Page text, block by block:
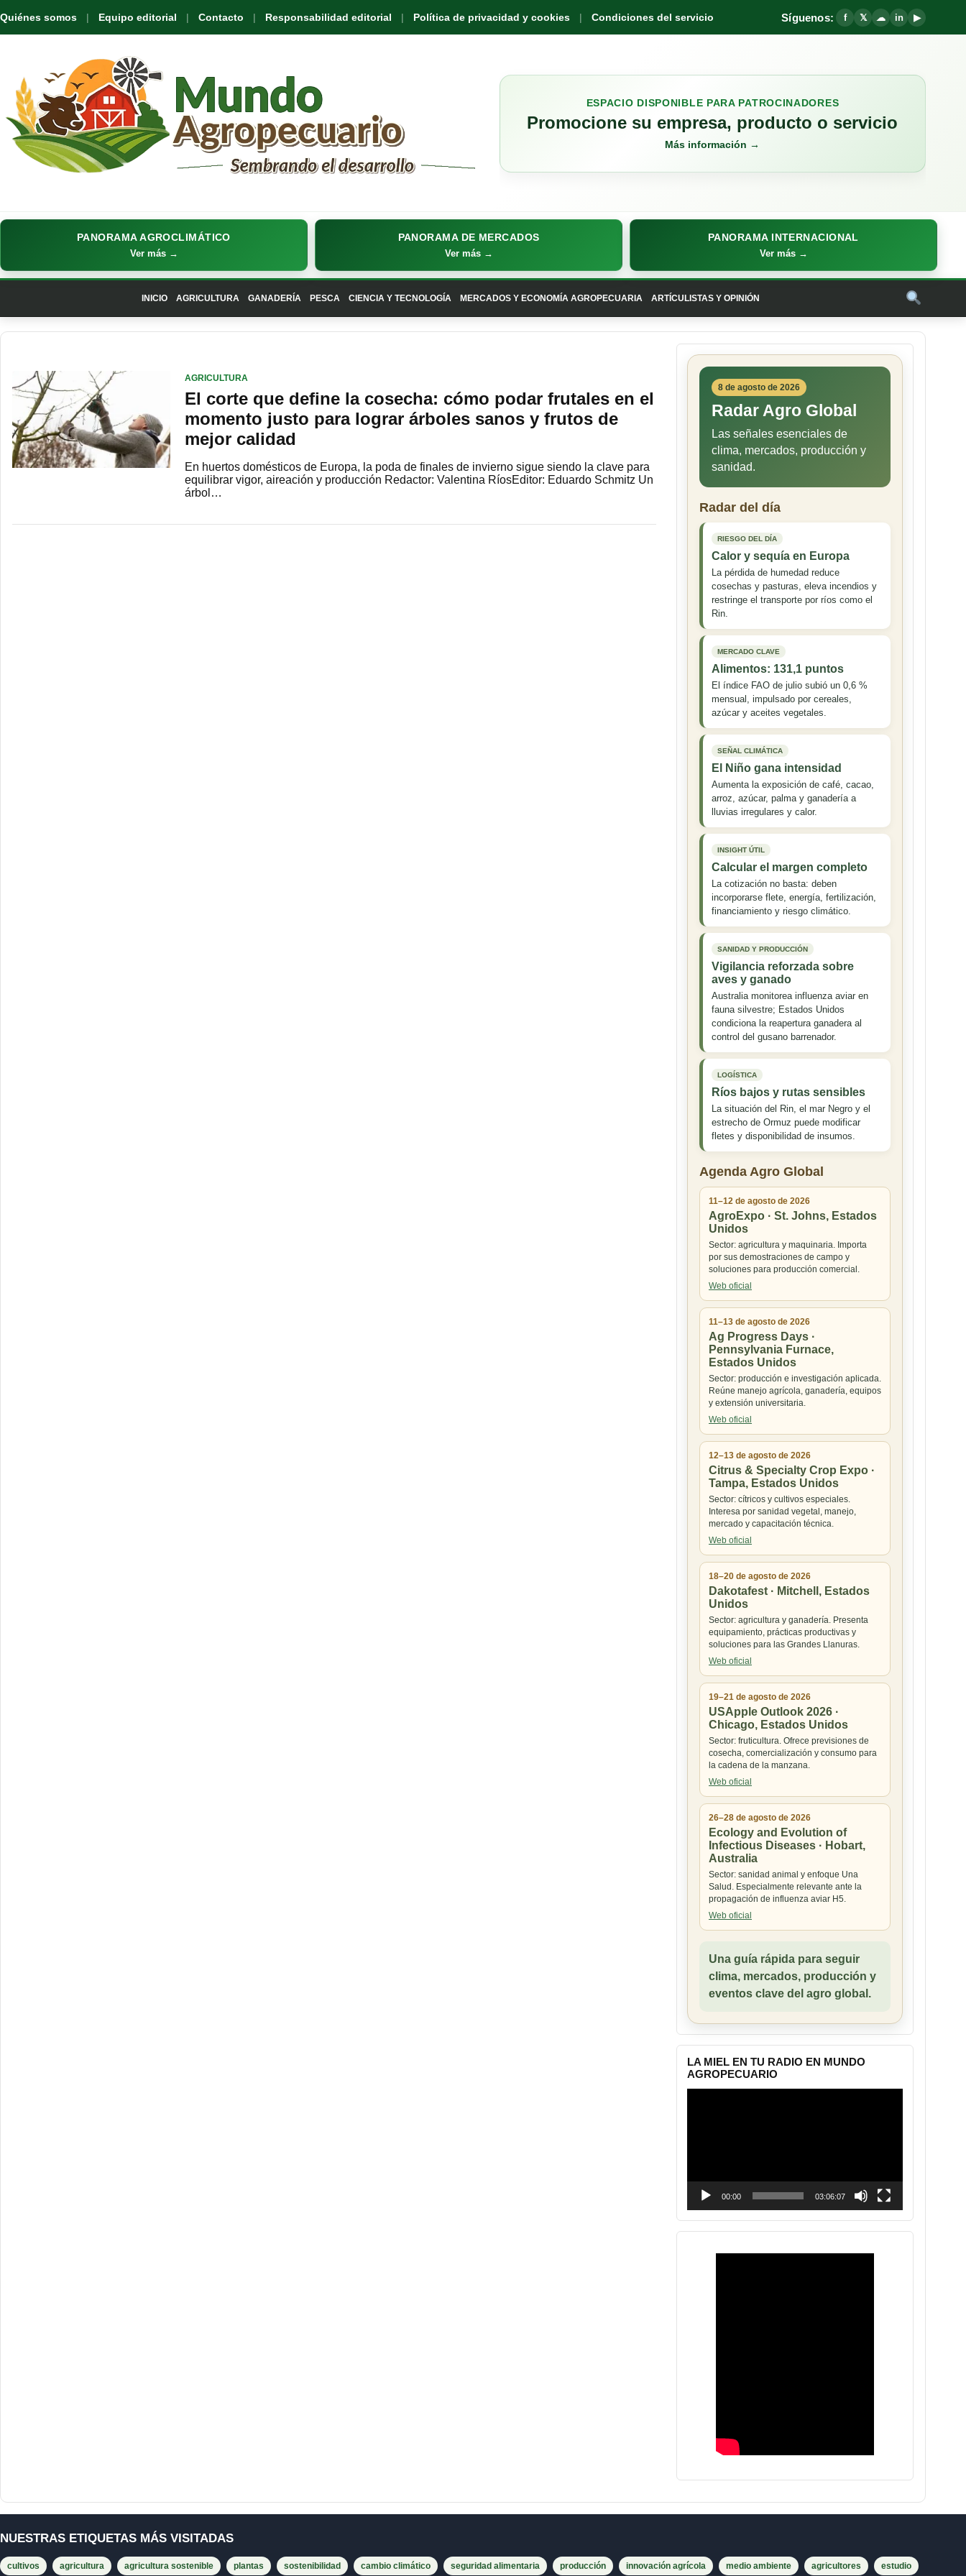
Quiénes somos Equipo editorial Contacto Responsabilidad editorial Política de privacidad y cookies Condiciones del servicio Síguenos: f 𝕏 ☁ in ▶
ESPACIO DISPONIBLE PARA PATROCINADORES
Promocione su empresa, producto o servicio
Más información →
PANORAMA AGROCLIMÁTICO
Ver más →
PANORAMA DE MERCADOS
Ver más →
PANORAMA INTERNACIONAL
Ver más →
INICIO AGRICULTURA GANADERÍA PESCA CIENCIA Y TECNOLOGÍA MERCADOS Y ECONOMÍA AGROPECUARIA ARTÍCULISTAS Y OPINIÓN
AGRICULTURA
El corte que define la cosecha: cómo podar frutales en el
momento justo para lograr árboles sanos y frutos de
mejor calidad
En huertos domésticos de Europa, la poda de finales de invierno sigue siendo la clave para
equilibrar vigor, aireación y producción Redactor: Valentina RíosEditor: Eduardo Schmitz Un
árbol…
8 de agosto de 2026
Radar Agro Global
Las señales esenciales de
clima, mercados, producción y
sanidad.
Radar del día
RIESGO DEL DÍA
Calor y sequía en Europa
La pérdida de humedad reduce
cosechas y pasturas, eleva incendios y
restringe el transporte por ríos como el
Rin.
MERCADO CLAVE
Alimentos: 131,1 puntos
El índice FAO de julio subió un 0,6 %
mensual, impulsado por cereales,
azúcar y aceites vegetales.
SEÑAL CLIMÁTICA
El Niño gana intensidad
Aumenta la exposición de café, cacao,
arroz, azúcar, palma y ganadería a
lluvias irregulares y calor.
INSIGHT ÚTIL
Calcular el margen completo
La cotización no basta: deben
incorporarse flete, energía, fertilización,
financiamiento y riesgo climático.
SANIDAD Y PRODUCCIÓN
Vigilancia reforzada sobre
aves y ganado
Australia monitorea influenza aviar en
fauna silvestre; Estados Unidos
condiciona la reapertura ganadera al
control del gusano barrenador.
LOGÍSTICA
Ríos bajos y rutas sensibles
La situación del Rin, el mar Negro y el
estrecho de Ormuz puede modificar
fletes y disponibilidad de insumos.
Agenda Agro Global
11–12 de agosto de 2026
AgroExpo · St. Johns, Estados
Unidos
Sector: agricultura y maquinaria. Importa
por sus demostraciones de campo y
soluciones para producción comercial.
Web oficial
11–13 de agosto de 2026
Ag Progress Days ·
Pennsylvania Furnace,
Estados Unidos
Sector: producción e investigación aplicada.
Reúne manejo agrícola, ganadería, equipos
y extensión universitaria.
Web oficial
12–13 de agosto de 2026
Citrus & Specialty Crop Expo ·
Tampa, Estados Unidos
Sector: cítricos y cultivos especiales.
Interesa por sanidad vegetal, manejo,
mercado y capacitación técnica.
Web oficial
18–20 de agosto de 2026
Dakotafest · Mitchell, Estados
Unidos
Sector: agricultura y ganadería. Presenta
equipamiento, prácticas productivas y
soluciones para las Grandes Llanuras.
Web oficial
19–21 de agosto de 2026
USApple Outlook 2026 ·
Chicago, Estados Unidos
Sector: fruticultura. Ofrece previsiones de
cosecha, comercialización y consumo para
la cadena de la manzana.
Web oficial
26–28 de agosto de 2026
Ecology and Evolution of
Infectious Diseases · Hobart,
Australia
Sector: sanidad animal y enfoque Una
Salud. Especialmente relevante ante la
propagación de influenza aviar H5.
Web oficial
Una guía rápida para seguir
clima, mercados, producción y
eventos clave del agro global.
LA MIEL EN TU RADIO EN MUNDO
AGROPECUARIO
00:00 03:06:07
NUESTRAS ETIQUETAS MÁS VISITADAS
cultivos agricultura agricultura sostenible plantas sostenibilidad cambio climático seguridad alimentaria producción innovación agrícola medio ambiente agricultores estudio